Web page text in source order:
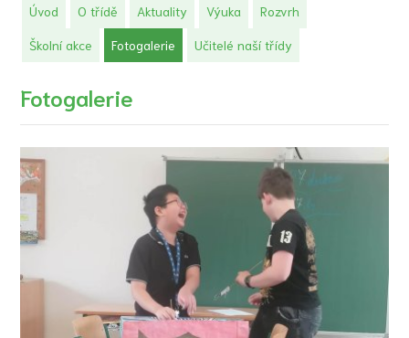
Úvod O třídě Aktuality Výuka Rozvrh
Školní akce Fotogalerie (aktuální)
Učitelé naší třídy
Fotogalerie